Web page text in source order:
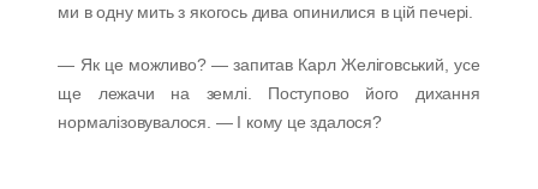
ми в одну мить з якогось дива опинилися в цій печері.
— Як це можливо? — запитав Карл Желіговський, усе
ще лежачи на землі. Поступово його дихання
нормалізовувалося. — І кому це здалося?